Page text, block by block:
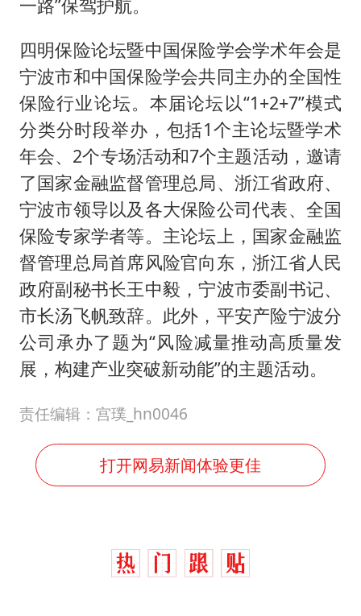
一路”保驾护航。
四明保险论坛暨中国保险学会学术年会是
宁波市和中国保险学会共同主办的全国性
保险行业论坛。本届论坛以“1+2+7”模式
分类分时段举办，包括1个主论坛暨学术
年会、2个专场活动和7个主题活动，邀请
了国家金融监督管理总局、浙江省政府、
宁波市领导以及各大保险公司代表、全国
保险专家学者等。主论坛上，国家金融监
督管理总局首席风险官向东，浙江省人民
政府副秘书长王中毅，宁波市委副书记、
市长汤飞帆致辞。此外，平安产险宁波分
公司承办了题为“风险减量推动高质量发
展，构建产业突破新动能”的主题活动。
责任编辑：宫璞_hn0046
打开网易新闻体验更佳